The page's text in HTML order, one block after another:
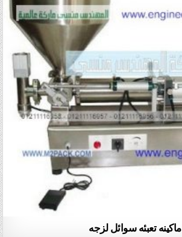
ماكينه تعبئه سوائل لزجه